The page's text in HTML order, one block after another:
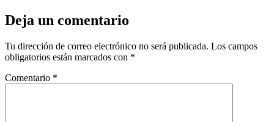
Deja un comentario
Tu dirección de correo electrónico no será publicada. Los campos
obligatorios están marcados con *
Comentario *